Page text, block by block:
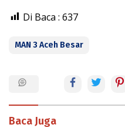
Di Baca : 637
MAN 3 Aceh Besar
Baca Juga